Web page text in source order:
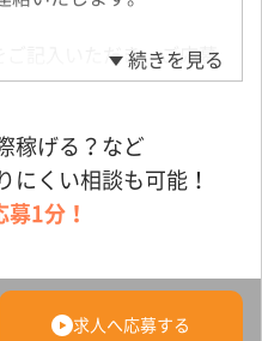
ご記入いただき、ご応募
記入いただくため、手
続きを見る
稼げる？など
にくい相談も可能！
1分！
求人へ応募する